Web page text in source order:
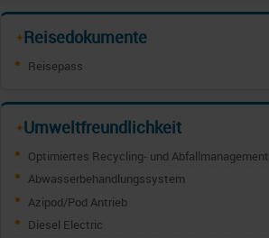
✦Reisedokumente
Reisepass
✦Umweltfreundlichkeit
Optimiertes Recycling- und Abfallmanagement
Abwasserbehandlungssystem
Azipod/Pod Antrieb
Diesel Electric